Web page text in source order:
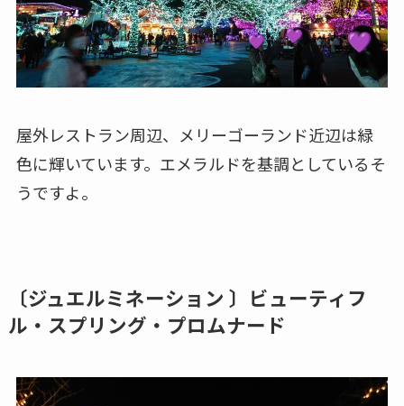
屋外レストラン周辺、メリーゴーランド近辺は緑
色に輝いています。エメラルドを基調としているそ
うですよ。
〔ジュエルミネーション 〕ビューティフ
ル・スプリング・プロムナード